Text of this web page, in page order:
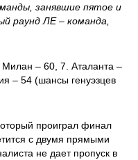
занявшие пятое и
раунд ЛЕ – команда,
Милан – 60, 7. Аталанта –
– 54 (шансы генуэзцев
проиграл финал
с двумя прямыми
не дает пропуск в